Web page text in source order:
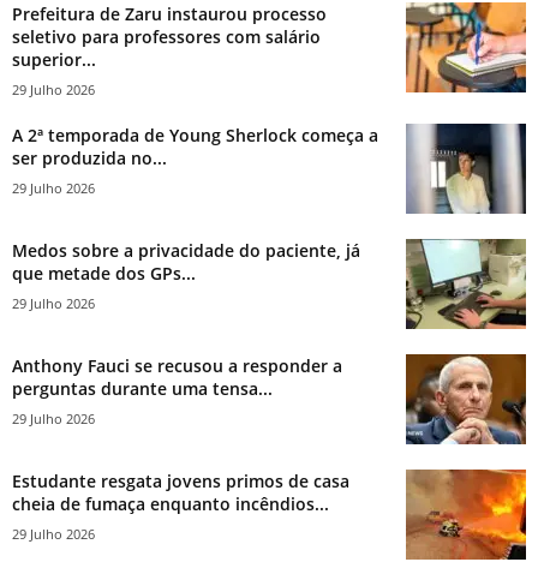
Prefeitura de Zaru instaurou processo
seletivo para professores com salário
superior...
29 Julho 2026
A 2ª temporada de Young Sherlock começa a
ser produzida no...
29 Julho 2026
Medos sobre a privacidade do paciente, já
que metade dos GPs...
29 Julho 2026
Anthony Fauci se recusou a responder a
perguntas durante uma tensa...
29 Julho 2026
Estudante resgata jovens primos de casa
cheia de fumaça enquanto incêndios...
29 Julho 2026